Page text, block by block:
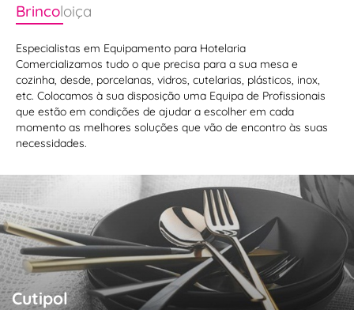
Brincoloiça
Especialistas em Equipamento para Hotelaria
Comercializamos tudo o que precisa para a sua mesa e
cozinha, desde, porcelanas, vidros, cutelarias, plásticos, inox,
etc. Colocamos à sua disposição uma Equipa de Profissionais
que estão em condições de ajudar a escolher em cada
momento as melhores soluções que vão de encontro às suas
necessidades.
Cutipol